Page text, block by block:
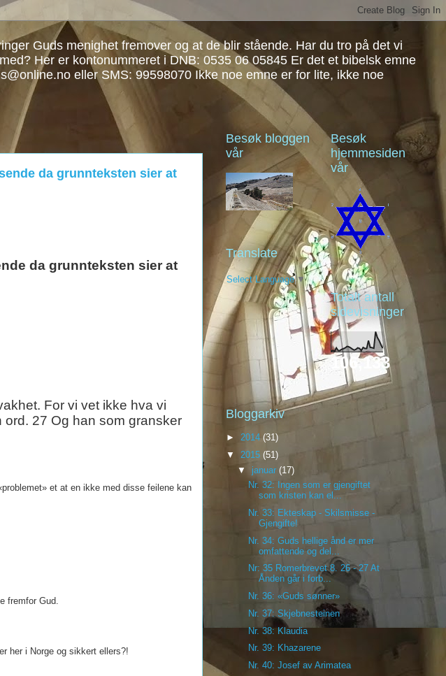
Guds menighet fremover og at de blir stående. Har du tro på det vi
Her er kontonummeret i DNB: 0535 06 05845 Er det et bibelsk emne
eller SMS: 99598070 Ikke noe emne er for lite, ikke noe
da grunnteksten sier at
da grunnteksten sier at
For vi vet ikke hva vi
27 Og han som gransker
et at en ikke med disse feilene kan
fremfor Gud.
her i Norge og sikkert ellers?!
Besøk bloggen
vår
Translate
Select Language ▼
Besøk
hjemmesiden
vår
Totalt antall
sidevisninger
106,133
Bloggarkiv
► 2014 (31)
▼ 2015 (51)
▼ januar (17)
Nr. 32: Ingen som er gjengiftet
som kristen kan el...
Nr. 33: Ekteskap - Skilsmisse -
Gjengifte!
Nr. 34: Guds hellige ånd er mer
omfattende og del...
Nr: 35 Romerbrevet 8. 26 - 27 At
Ånden går i forb...
Nr. 36: «Guds sønner»
Nr. 37: Skjebnesteinen
Nr. 38: Klaudia
Nr. 39: Khazarene
Nr. 40: Josef av Arimatea